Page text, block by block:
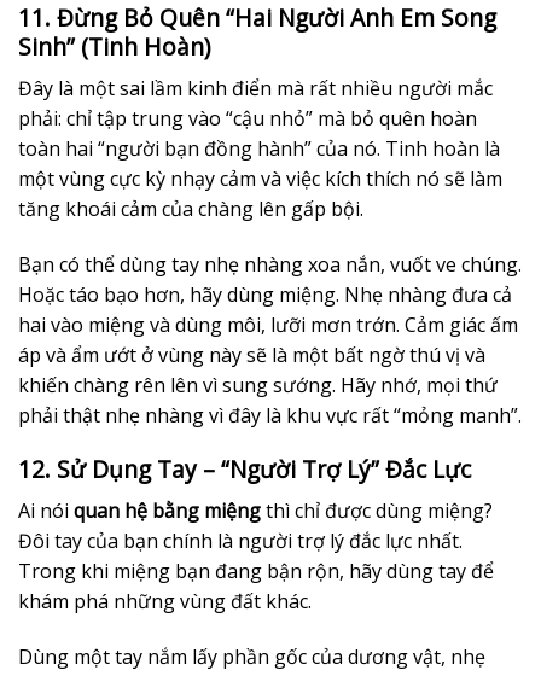
11. Đừng Bỏ Quên “Hai Người Anh Em Song
Sinh” (Tinh Hoàn)
Đây là một sai lầm kinh điển mà rất nhiều người mắc
phải: chỉ tập trung vào “cậu nhỏ” mà bỏ quên hoàn
toàn hai “người bạn đồng hành” của nó. Tinh hoàn là
một vùng cực kỳ nhạy cảm và việc kích thích nó sẽ làm
tăng khoái cảm của chàng lên gấp bội.
Bạn có thể dùng tay nhẹ nhàng xoa nắn, vuốt ve chúng.
Hoặc táo bạo hơn, hãy dùng miệng. Nhẹ nhàng đưa cả
hai vào miệng và dùng môi, lưỡi mơn trớn. Cảm giác ấm
áp và ẩm ướt ở vùng này sẽ là một bất ngờ thú vị và
khiến chàng rên lên vì sung sướng. Hãy nhớ, mọi thứ
phải thật nhẹ nhàng vì đây là khu vực rất “mỏng manh”.
12. Sử Dụng Tay – “Người Trợ Lý” Đắc Lực
Ai nói quan hệ bằng miệngthì chỉ được dùng miệng?
Đôi tay của bạn chính là người trợ lý đắc lực nhất.
Trong khi miệng bạn đang bận rộn, hãy dùng tay để
khám phá những vùng đất khác.
Dùng một tay nắm lấy phần gốc của dương vật, nhẹ